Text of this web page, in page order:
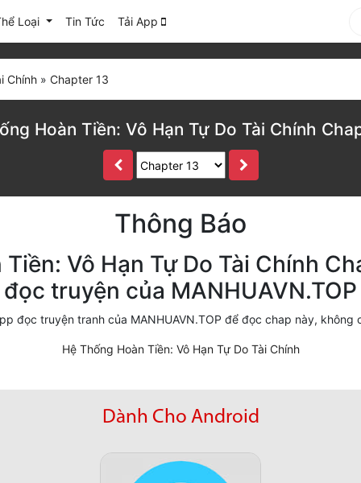
Loại Tin Tức Tải App
Chính » Chapter 13
Hoàn Tiền: Vô Hạn Tự Do Tài Chính
Thông Báo
Vô Hạn Tự Do Tài Chính
đọc truyện của MANHUAVN.TOP
đọc truyện tranh của MANHUAVN.TOP để đọc chap này, không
Hệ Thống Hoàn Tiền: Vô Hạn Tự Do Tài Chính
Dành Cho Android